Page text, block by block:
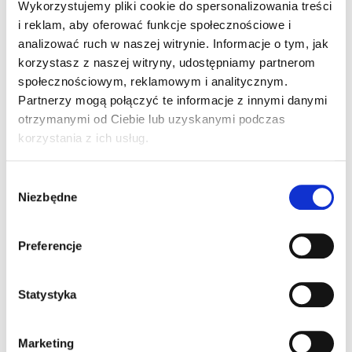
Wykorzystujemy pliki cookie do spersonalizowania treści
i reklam, aby oferować funkcje społecznościowe i
analizować ruch w naszej witrynie. Informacje o tym, jak
korzystasz z naszej witryny, udostępniamy partnerom
społecznościowym, reklamowym i analitycznym.
Partnerzy mogą połączyć te informacje z innymi danymi
otrzymanymi od Ciebie lub uzyskanymi podczas
korzystania z ich usług.
zgody
Niezbędne
Preferencje
Statystyka
Marketing
Modernizacja oświetlenia w obiektach infrastruktury